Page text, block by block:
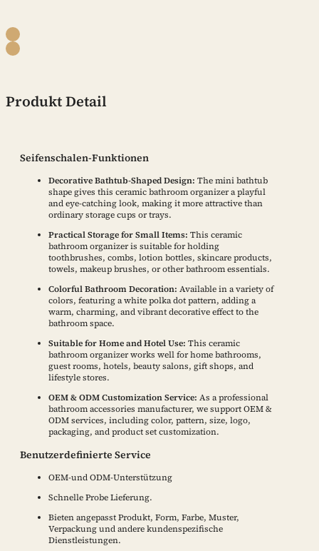
Produkt Detail
Seifenschalen-Funktionen
Decorative Bathtub-Shaped Design: The mini bathtub
shape gives this ceramic bathroom organizer a playful
and eye-catching look, making it more attractive than
ordinary storage cups or trays.
Practical Storage for Small Items: This ceramic
bathroom organizer is suitable for holding
toothbrushes, combs, lotion bottles, skincare products,
towels, makeup brushes, or other bathroom essentials.
Colorful Bathroom Decoration: Available in a variety of
colors, featuring a white polka dot pattern, adding a
warm, charming, and vibrant decorative effect to the
bathroom space.
Suitable for Home and Hotel Use: This ceramic
bathroom organizer works well for home bathrooms,
guest rooms, hotels, beauty salons, gift shops, and
lifestyle stores.
OEM & ODM Customization Service: As a professional
bathroom accessories manufacturer, we support OEM &
ODM services, including color, pattern, size, logo,
packaging, and product set customization.
Benutzerdefinierte Service
OEM-und ODM-Unterstützung
Schnelle Probe Lieferung.
Bieten angepasst Produkt, Form, Farbe, Muster,
Verpackung und andere kundenspezifische
Dienstleistungen.